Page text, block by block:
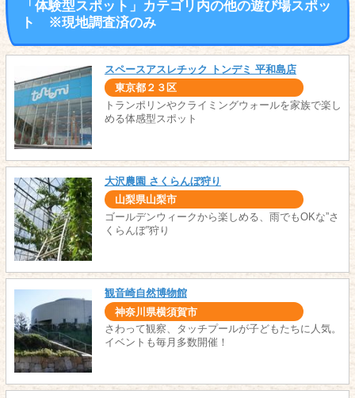
「体験型スポット」カテゴリ内の他の遊び場スポッ
ト ※現地調査済のみ
スペースアスレチック トンデミ 平和島店
東京都２３区
トランポリンやクライミングウォールを家族で楽し
める体感型スポット
大沢農園 さくらんぼ狩り
山梨県山梨市
ゴールデンウィークから楽しめる、雨でもOKな”さ
くらんぼ”狩り
観音崎自然博物館
神奈川県横須賀市
さわって観察、タッチプールが子どもたちに人気。
イベントも毎月多数開催！